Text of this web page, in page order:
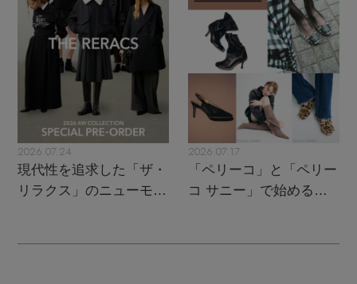
2026.07.24
現代性を追求した「ザ・
リラクス」のニューモダ
2026.07.17
「ペリーコ」と「ペリー
コ サニー」で始める秋